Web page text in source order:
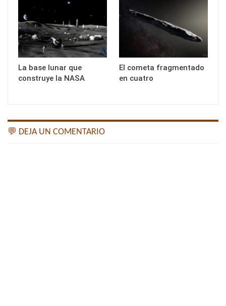
La base lunar que
construye la NASA
El cometa fragmentado
en cuatro
💬 DEJA UN COMENTARIO